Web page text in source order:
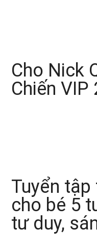
Cho Nick
Chiến VIP
Tuyển
cho bé 5
tư duy,